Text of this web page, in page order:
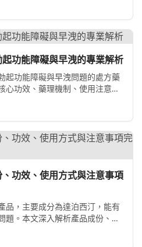
功能障礙與早洩的專業解析
起功能障礙與早洩問題的處方藥
心功效、藥理機制、使用注意事
功效、使用方式與注意事項
品，主要成分為達泊西汀，能有
題。本文深入解析產品成份、功